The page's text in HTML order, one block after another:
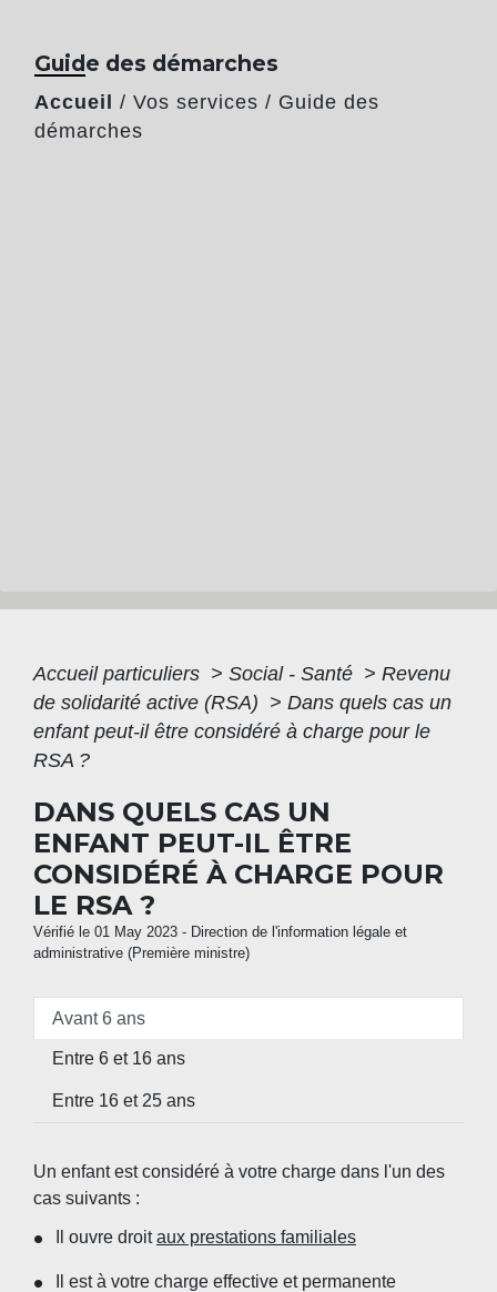
Guide des démarches
Accueil / Vos services / Guide des
démarches
Accueil particuliers > Social - Santé > Revenu
de solidarité active (RSA) > Dans quels cas un
enfant peut-il être considéré à charge pour le
RSA ?
DANS QUELS CAS UN
ENFANT PEUT-IL ÊTRE
CONSIDÉRÉ À CHARGE POUR
LE RSA ?
Vérifié le 01 May 2023 - Direction de l'information légale et
administrative (Première ministre)
Avant 6 ans
Entre 6 et 16 ans
Entre 16 et 25 ans
Un enfant est considéré à votre charge dans l'un des
cas suivants :
Il ouvre droitaux prestations familiales
Il est à votre charge effective et permanente